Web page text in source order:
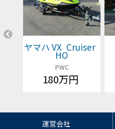
ヤマハ VX Cruiser
HO
PWC
180万円
運営会社